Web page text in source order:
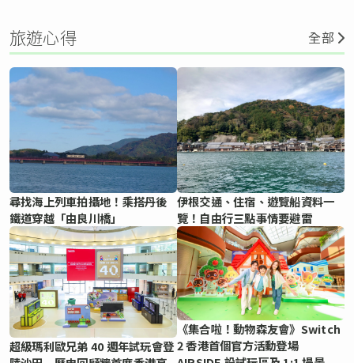
旅遊心得 全部
尋找海上列車拍攝地！乘搭丹後
鐵道穿越「由良川橋」
伊根交通、住宿、遊覽船資料一
覽！自由行三點事情要避雷
超級瑪利歐兄弟 40 週年試玩會登
《集合啦！動物森友會》Switch
2 香港首個官方活動登場